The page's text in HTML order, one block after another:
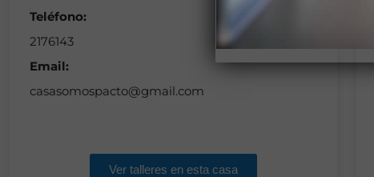
Teléfono:
2176143
Email:
casasomospacto@gmail.com
Ver talleres en esta casa